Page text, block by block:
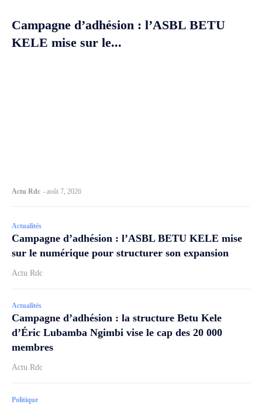
Campagne d’adhésion : l’ASBL BETU
KELE mise sur le...
Actu Rdc -août 7, 2026
Actualités
Campagne d’adhésion : l’ASBL BETU KELE mise
sur le numérique pour structurer son expansion
Actu Rdc
Actualités
Campagne d’adhésion : la structure Betu Kele
d’Éric Lubamba Ngimbi vise le cap des 20 000
membres
Actu Rdc
Politique